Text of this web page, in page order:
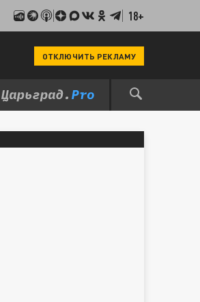
18+
ОТКЛЮЧИТЬ РЕКЛАМУ